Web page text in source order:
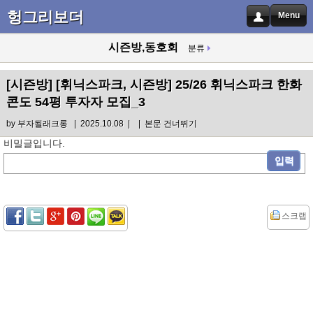
헝그리보더 Menu
시즌방,동호회 분류
[시즌방] [휘닉스파크, 시즌방] 25/26 휘닉스파크 한화
콘도 54평 투자자 모집_3
by 부자될래크롱 | 2025.10.08 | | 본문 건너뛰기
비밀글입니다.
스크랩